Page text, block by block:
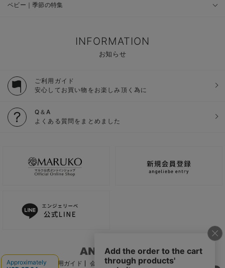
ベビー｜季節の特集
INFORMATION
お知らせ
ご利用ガイド
安心してお買い物をお楽しみ頂く為に
Q＆A
よくある質問をまとめました
ご利用ガイド 会社概要 電子公告
利用規約